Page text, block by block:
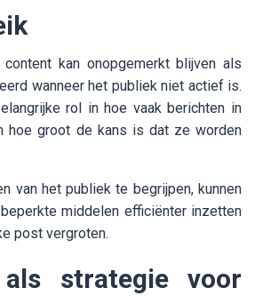
kan onopgemerkt blijven als
wanneer het publiek niet actief is.
rol in hoe vaak berichten in
hoe groot de kans is dat ze worden
van het publiek te begrijpen, kunnen
middelen efficiënter inzetten
post vergroten.
strategie voor